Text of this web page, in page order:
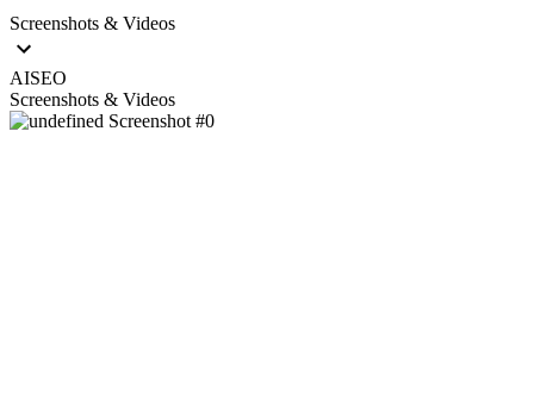
Screenshots & Videos
AISEO
Screenshots & Videos